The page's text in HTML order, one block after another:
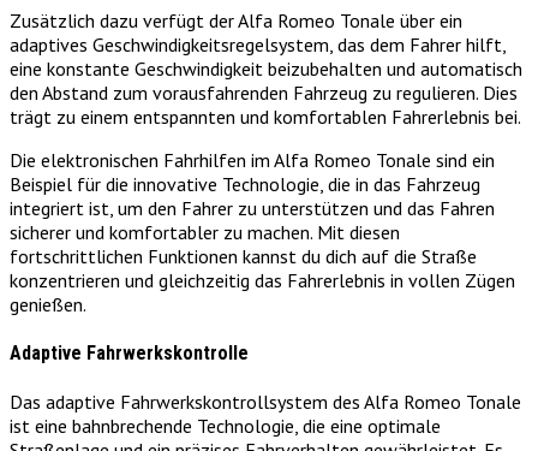
Zusätzlich dazu verfügt der Alfa Romeo Tonale über ein
adaptives Geschwindigkeitsregelsystem, das dem Fahrer hilft,
eine konstante Geschwindigkeit beizubehalten und automatisch
den Abstand zum vorausfahrenden Fahrzeug zu regulieren. Dies
trägt zu einem entspannten und komfortablen Fahrerlebnis bei.
Die elektronischen Fahrhilfen im Alfa Romeo Tonale sind ein
Beispiel für die innovative Technologie, die in das Fahrzeug
integriert ist, um den Fahrer zu unterstützen und das Fahren
sicherer und komfortabler zu machen. Mit diesen
fortschrittlichen Funktionen kannst du dich auf die Straße
konzentrieren und gleichzeitig das Fahrerlebnis in vollen Zügen
genießen.
Adaptive Fahrwerkskontrolle
Das adaptive Fahrwerkskontrollsystem des Alfa Romeo Tonale
ist eine bahnbrechende Technologie, die eine optimale